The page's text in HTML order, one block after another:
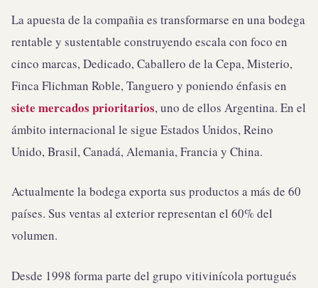
La apuesta de la compañia es transformarse en una bodega
rentable y sustentable construyendo escala con foco en
cinco marcas, Dedicado, Caballero de la Cepa, Misterio,
Finca Flichman Roble, Tanguero y poniendo énfasis en
siete mercados prioritarios, uno de ellos Argentina. En el
ámbito internacional le sigue Estados Unidos, Reino
Unido, Brasil, Canadá, Alemania, Francia y China.
Actualmente la bodega exporta sus productos a más de 60
países. Sus ventas al exterior representan el 60% del
volumen.
Desde 1998 forma parte del grupo vitivinícola portugués